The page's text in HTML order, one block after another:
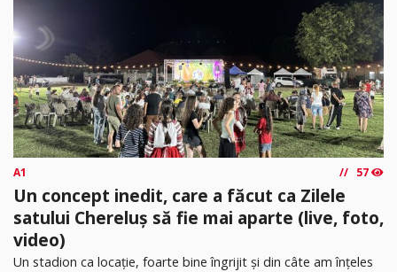
A1 57
Un concept inedit, care a făcut ca Zilele
satului Chereluș să fie mai aparte (live, foto,
video)
Un stadion ca locație, foarte bine îngrijit și din câte am înțeles